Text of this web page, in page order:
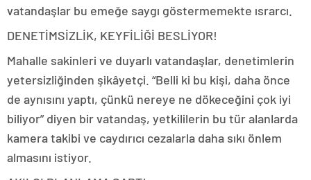
vatandaşlar bu emeğe saygı göstermemekte ısrarcı.
DENETİMSİZLİK, KEYFİLİĞİ BESLİYOR!
Mahalle sakinleri ve duyarlı vatandaşlar, denetimlerin
yetersizliğinden şikâyetçi. “Belli ki bu kişi, daha önce
de aynısını yaptı, çünkü nereye ne dökeceğini çok iyi
biliyor” diyen bir vatandaş, yetkililerin bu tür alanlarda
kamera takibi ve caydırıcı cezalarla daha sıkı önlem
almasını istiyor.